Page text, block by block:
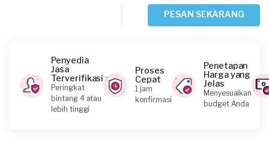
Hirji requested Service Mesin Cuci
Sekitar 10 jam yang lalu
PESAN SEKARANG
Penyedia
Jasa
Terverifikasi
Peringkat
bintang 4 atau
lebih tinggi
Proses
Cepat
1 jam
konfirmasi
Penetapan
Harga yang
Jelas
Menyesuaikan
budget Anda